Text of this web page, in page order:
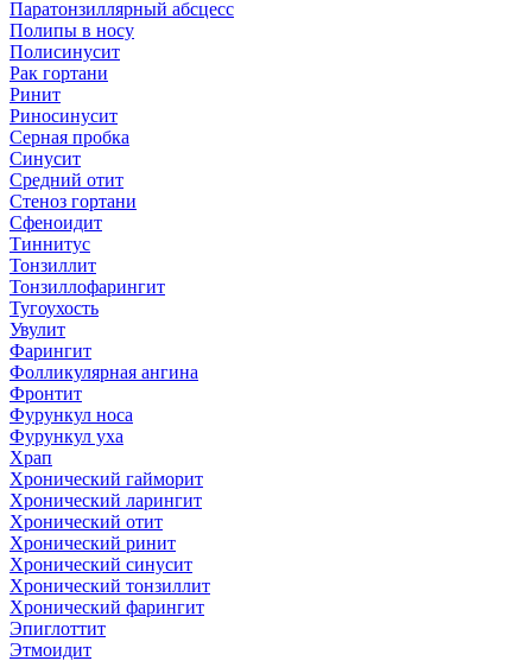
Паратонзиллярный абсцесс
Полипы в носу
Полисинусит
Рак гортани
Ринит
Риносинусит
Серная пробка
Синусит
Средний отит
Стеноз гортани
Сфеноидит
Тиннитус
Тонзиллит
Тонзиллофарингит
Тугоухость
Увулит
Фарингит
Фолликулярная ангина
Фронтит
Фурункул носа
Фурункул уха
Храп
Хронический гайморит
Хронический ларингит
Хронический отит
Хронический ринит
Хронический синусит
Хронический тонзиллит
Хронический фарингит
Эпиглоттит
Этмоидит